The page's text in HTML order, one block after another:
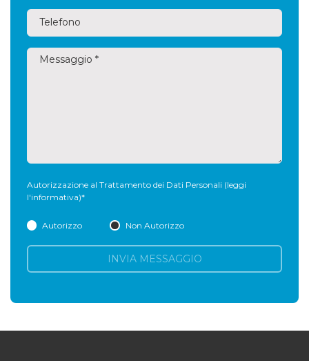
Autorizzazione al Trattamento dei Dati Personali (leggi
l'informativa)*
Autorizzo Non Autorizzo
INVIA MESSAGGIO